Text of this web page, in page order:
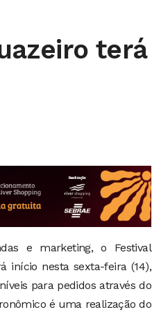
terá
e marketing, o Festival
início nesta sexta-feira (14),
para pedidos através do
é uma realização do